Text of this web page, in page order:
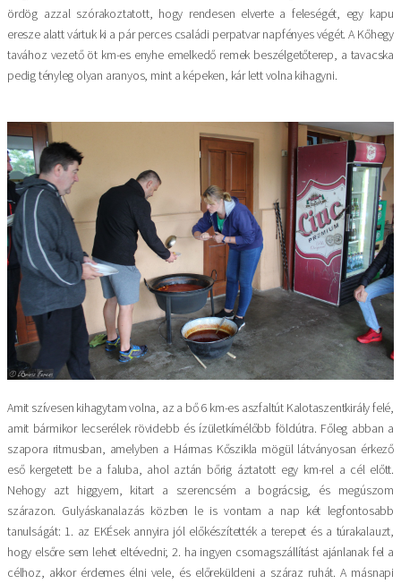
ördög azzal szórakoztatott, hogy rendesen elverte a feleségét, egy kapu
eresze alatt vártuk ki a pár perces családi perpatvar napfényes végét. A Kőhegy
tavához vezető öt km-es enyhe emelkedő remek beszélgetőterep, a tavacska
pedig tényleg olyan aranyos, mint a képeken, kár lett volna kihagyni.
Amit szívesen kihagytam volna, az a bő 6 km-es aszfaltút Kalotaszentkirály felé,
amit bármikor lecserélek rövidebb és ízületkímélőbb földútra. Főleg abban a
szapora ritmusban, amelyben a Hármas Kőszikla mögül látványosan érkező
eső kergetett be a faluba, ahol aztán bőrig áztatott egy km-rel a cél előtt.
Nehogy azt higgyem, kitart a szerencsém a bográcsig, és megúszom
szárazon. Gulyáskanalazás közben le is vontam a nap két legfontosabb
tanulságát: 1. az EKÉsek annyira jól előkészítették a terepet és a túrakalauzt,
hogy elsőre sem lehet eltévedni; 2. ha ingyen csomagszállítást ajánlanak fel a
célhoz, akkor érdemes élni vele, és előreküldeni a száraz ruhát. A másnapi